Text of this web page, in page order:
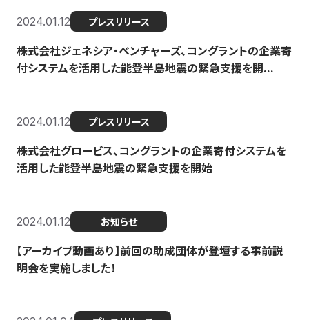
2024.01.12 プレスリリース
株式会社ジェネシア・ベンチャーズ、コングラントの企業寄
付システムを活用した能登半島地震の緊急支援を開...
2024.01.12 プレスリリース
株式会社グロービス、コングラントの企業寄付システムを
活用した能登半島地震の緊急支援を開始
2024.01.12 お知らせ
【アーカイブ動画あり】前回の助成団体が登壇する事前説
明会を実施しました！